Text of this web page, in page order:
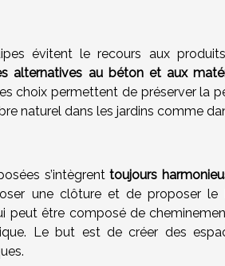
évitent le recours aux
alternatives au béton et aux
choix permettent de préserver la
naturel dans les jardins comme
s’intègrenttoujours
une clôture et de proposer le
peut être composé de
Le but est de créer des